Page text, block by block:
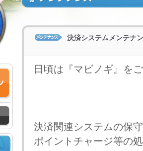
決済システムメンテナ
日頃は『マビノギ』を
決済関連システムの保
ポイントチャージ等の